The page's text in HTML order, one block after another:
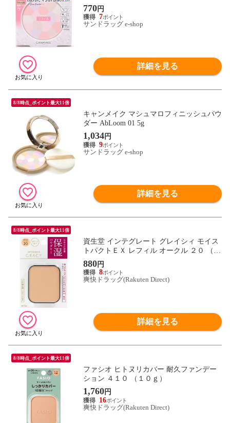
770円
7
サンドラッグ e-shop
詳細を見る
8/8時点_ポイント最大11倍
キャンメイク マシュマロフィニッシュパウ
ダー AbLoom 01 5g
1,034円
9
サンドラッグ e-shop
詳細を見る
8/8時点_ポイント最大11倍
資生堂 インテグレート グレイシィ モイス
トパクトＥＸ レフィル オークル ２０ （１
１ｇ）
880円
8
爽快ドラッグ(Rakuten Direct)
詳細を見る
8/8時点_ポイント最大11倍
ファシオ ヒトヌリカバー 耐久ファンデー
ション ４１０ （１０ｇ）
1,760円
16
爽快ドラッグ(Rakuten Direct)